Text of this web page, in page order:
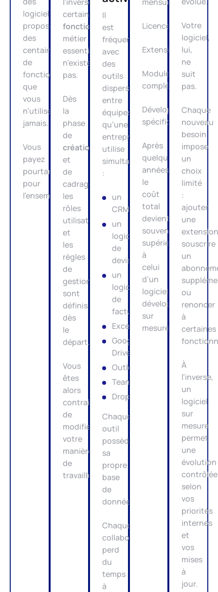
logiciels
proposent
des
centaines
de
fonctionnalités
que
vous
n’utiliserez
jamais.
Vous
payez
pourtant
pour
l’ensemble.
certaines
fonction
métier
essentielles
n’existent
pas.
Dès
la
phase
de
création
et
de
cadrage,
les
rôles
utilisateurs
et
les
règles
de
gestion
sont
définis
dès
le
départ.
Vous
êtes
alors
contraint
de
modifier
votre
manière
de
travailler.
Il
est
fréquent,
avec
des
outils
dispersés
entre
équipes,
qu’une
entreprise
utilise
simultanément
:
un
CRM
un
logiciel
de
devis
un
logiciel
de
facturation
Excel
Google
Drive
Outlook
Teams
Dropbox
Chaque
outil
possède
sa
propre
base
de
données.
Chaque
collaborateur
perd
du
temps
à
Licences.
Extensions.
Modules
complémentaires.
Développements
spécifiques.
Après
quelques
années,
le
coût
total
devient
souvent
supérieur
à
celui
d’un
logiciel
développé
sur
mesure.
Votre
logiciel,
lui,
ne
suit
pas.
Chaque
nouveau
besoin
impose
un
choix
limité
:
ajouter
une
souscrire
un
ou
renoncer
à
certaines
À
l’inverse,
un
logiciel
sur
mesure
permet
une
évolution
contrôlée
selon
vos
priorités
internes
et
vos
mises
à
jour.